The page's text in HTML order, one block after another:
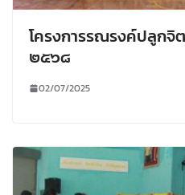
โครงการรณรงค์ปลูก
๒๕๖๘
02/07/2025